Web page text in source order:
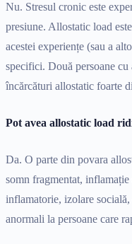
Nu. Stresul cronic este
presiune. Allostatic load
acestei experiențe (sau a
specifici. Două persoane cu
încărcături allostatic foarte
Pot avea allostatic load
Da. O parte din povara
somn fragmentat,
inflamatorie, izolare
anormali la persoane care